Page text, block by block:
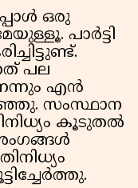
ഒരു
പാർട്ടി
പല
എൻ
സംസ്ഥാന
കൂടുതൽ